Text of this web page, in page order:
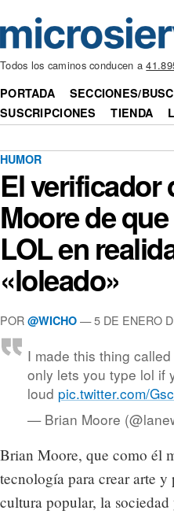
Todos los caminos conducen a
PORTADA SECCIONES/
SUSCRIPCIONES
TIENDA
HUMOR
El verificador
Moore de
LOL en
«loleado»
POR @WICHO — 5 DE ENERO
I made this thing
only lets you type lol if
loud pic.twitter.com/
— Brian Moore
Brian Moore, que como él
tecnología para crear arte
cultura popular, la